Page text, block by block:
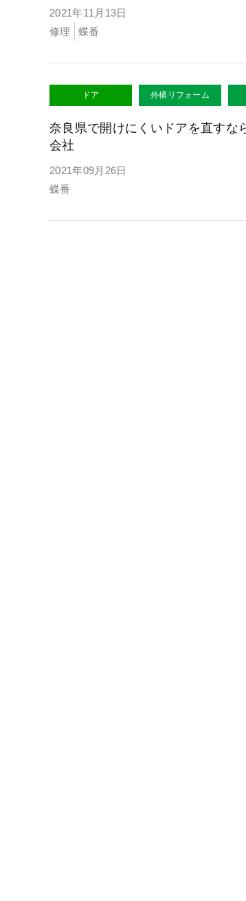
2021年11月13日
修理
蝶番
ドア 外構リフォーム
奈良県で開けにくいドアを直すな
会社
2021年09月26日
蝶番